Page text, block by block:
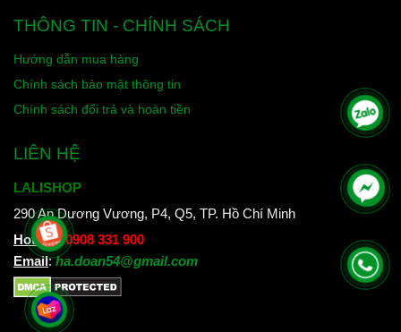
THÔNG TIN - CHÍNH SÁCH
Hướng dẫn mua hàng
Chính sách bảo mật thông tin
Chính sách đổi trả và hoàn tiền
LIÊN HỆ
LALISHOP
290 An Dương Vương, P4, Q5, TP. Hồ Chí Minh
Hotline: 0908 331 900
Email:ha.doan54@gmail.com